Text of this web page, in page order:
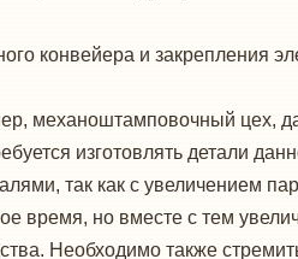
конвейера и закрепления
механоштамповочный цех,
изготовлять де­тали
так как с уве­личением
время, но вместе с тем
Необходимо также